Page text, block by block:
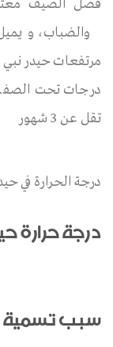
فصل الصيف
والضباب،
درجات تحت
تقل عن 3 شهور
درجة الحرارة في
درجة حرارة
سبب تسمية